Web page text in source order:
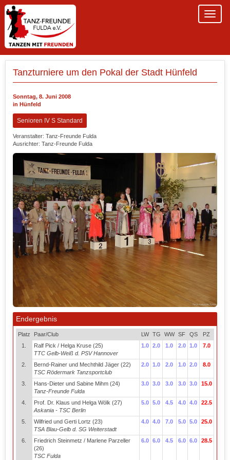
Tanzturniere um den Pokal der Stadt Hünfeld
Sonntag, 8. Juni 2008
in Hünfeld
Senioren IV S Standard
Veranstalter: Tanz-Freunde Fulda
Ausrichter: Tanz-Freunde Fulda
Endergebnis
Platz Paar/Club LW TG WW SF QS
PZ
1.
Ralf Pick / Helga Kruse (25)
TTC Gelb-Weiß d. PSV Hannover
1.0 2.0 1.0 2.0 1.0 7.0
2.
Bernd-Rainer und Mechthild Jäger (22)
TSC Rödermark Tanzsportclub
2.0 1.0 2.0 1.0 2.0 8.0
3.
Hans-Dieter und Sabine Mihm (24)
Tanz-Freunde Fulda
3.0 3.0 3.0 3.0 3.0 15.0
4.
Prof. Dr. Klaus und Helga Wölk (27)
Askania - TSC Berlin
5.0 5.0 4.5 4.0 4.0 22.5
5.
Wilfried und Gerti Lortz (23)
TSA Blau-Gelb d. SG Weiterstadt
4.0 4.0 7.0 5.0 5.0 25.0
6.
Friedrich Steinmetz / Marlene Parzeller
(26)
TSC Fulda
6.0 6.0 4.5 6.0 6.0 28.5